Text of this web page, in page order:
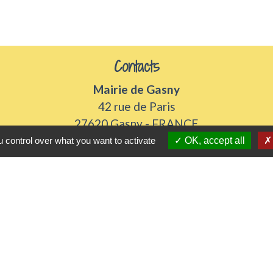
Contacts
Mairie de Gasny
42 rue de Paris
27620 Gasny - FRANCE
+33 2 32 77 54 50
Contact par formulaire
over what you want to activate OK, accept all